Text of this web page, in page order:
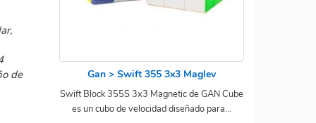
de
Gan > Swift 355 3x3 Maglev
Swift Block 355S 3x3 Magnetic de GAN Cube
es un cubo de velocidad diseñado para...